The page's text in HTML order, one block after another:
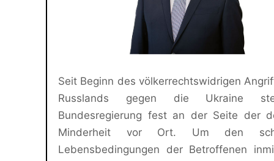
Seit Beginn des völkerrechtswidrigen
Russlands gegen die Ukraine
Bundesregierung fest an der Seite der
Minderheit vor Ort. Um den
Lebensbedingungen der Betroffenen